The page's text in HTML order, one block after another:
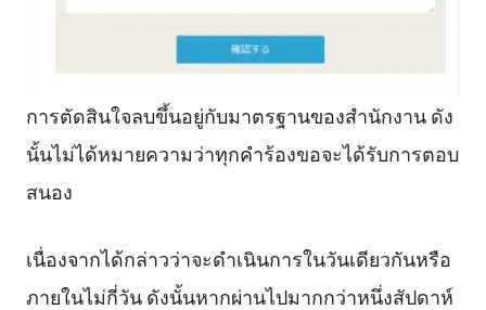
การตัดสินใจลบขึ้นอยู่กับมาตรฐานของสำนักงาน ดัง
นั้นไม่ได้หมายความว่าทุกคำร้องขอจะได้รับการตอบ
สนอง
เนื่องจากได้กล่าวว่าจะดำเนินการในวันเดียวกันหรือ
ภายในไม่กี่วัน ดังนั้นหากผ่านไปมากกว่าหนึ่งสัปดาห์